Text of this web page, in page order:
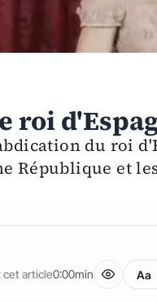
roi
du roi
République et
cet article0:00min Aa